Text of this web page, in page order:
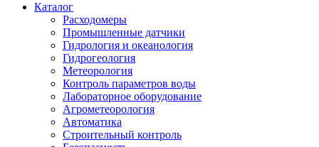
Каталог
Расходомеры
Промышленные датчики
Гидрология и океанология
Гидрогеология
Метеорология
Контроль параметров воды
Лабораторное оборудование
Агрометеорология
Автоматика
Строительный контроль